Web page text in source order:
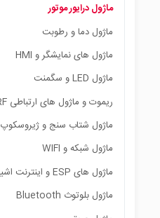
ماژول درایور موتور
ماژول دما و رطوبت
ماژول های نمایشگر و HMI
ماژول LED و سگمنت
ریموت و ماژول های ارتباطی RF
ماژول شتاب سنج و ژیروسکوپ
ماژول شبکه و WIFI
ماژول های ESP و اینترنت اشیا
ماژول بلوتوث Bluetooth